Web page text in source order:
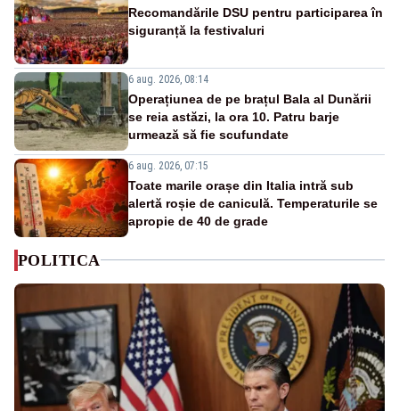
Recomandările DSU pentru participarea în
siguranță la festivaluri
6 aug. 2026, 08:14
Operațiunea de pe brațul Bala al Dunării
se reia astăzi, la ora 10. Patru barje
urmează să fie scufundate
6 aug. 2026, 07:15
Toate marile orașe din Italia intră sub
alertă roșie de caniculă. Temperaturile se
apropie de 40 de grade
POLITICA